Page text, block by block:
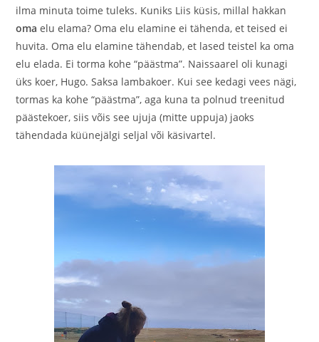
ilma minuta toime tuleks. Kuniks Liis küsis, millal hakkan
omaelu elama? Oma elu elamine ei tähenda, et teised ei
huvita. Oma elu elamine tähendab, et lased teistel ka oma
elu elada. Ei torma kohe “päästma”. Naissaarel oli kunagi
üks koer, Hugo. Saksa lambakoer. Kui see kedagi vees nägi,
tormas ka kohe “päästma”, aga kuna ta polnud treenitud
päästekoer, siis võis see ujuja (mitte uppuja) jaoks
tähendada küünejälgi seljal või käsivartel.